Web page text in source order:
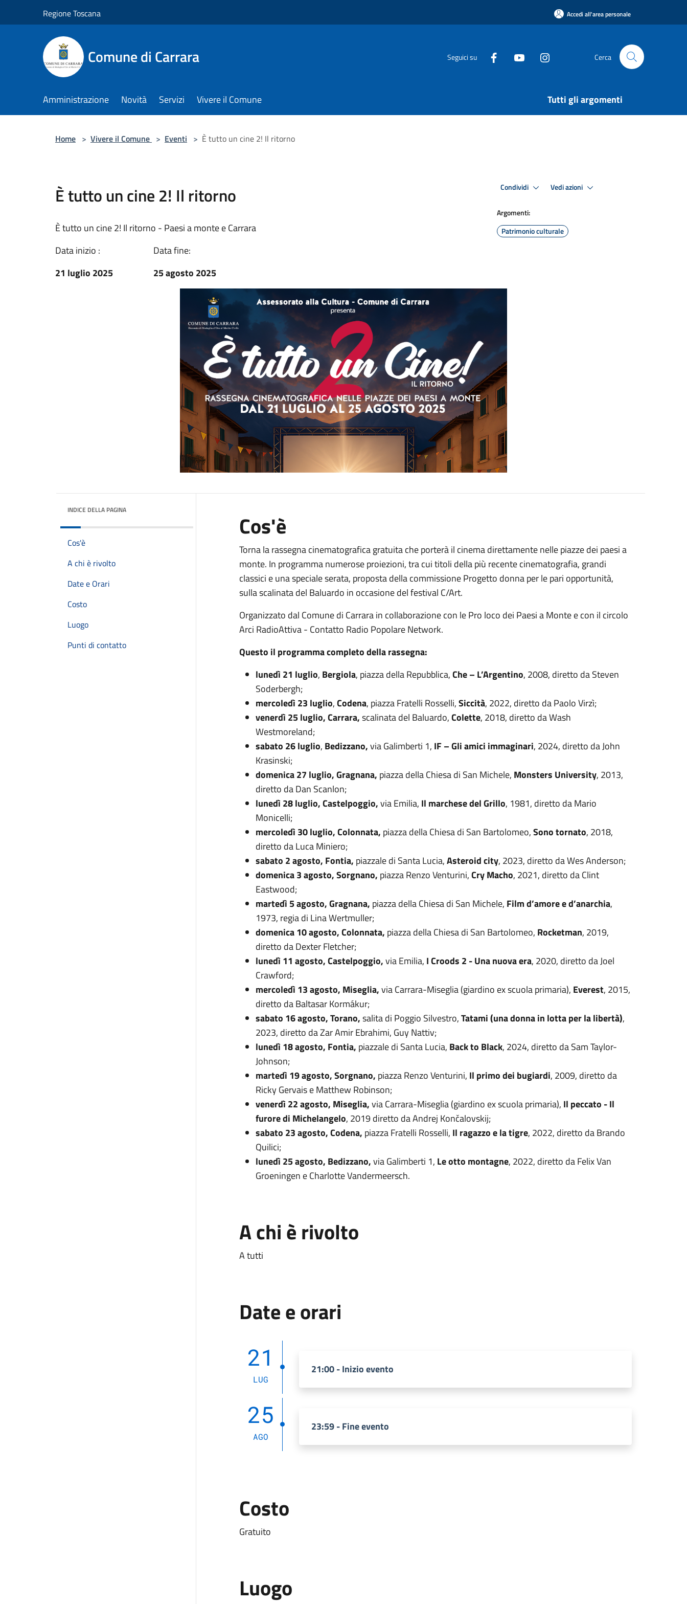
Regione Toscana Accedi all'area personale
Comune di Carrara Seguici su Cerca
Amministrazione Novità Servizi Vivere il Comune Tutti gli argomenti
Home > Vivere il Comune > Eventi > È tutto un cine 2! Il ritorno
È tutto un cine 2! Il ritorno
È tutto un cine 2! Il ritorno - Paesi a monte e Carrara
Data inizio :
21 luglio 2025
Data fine:
25 agosto 2025
Condividi Vedi azioni
Argomenti:
Patrimonio culturale
INDICE DELLA PAGINA
Cos'è
A chi è rivolto
Date e Orari
Costo
Luogo
Punti di contatto
Cos'è
Torna la rassegna cinematografica gratuita che porterà il cinema direttamente nellepiazze dei paesi a
monte. In programma numerose proiezioni, tra cui titoli dellapiù recente cinematografia, grandi
classici e una speciale serata, proposta dellacommissione Progetto donna per le pari opportunità,
sulla scalinata del Baluardo in occasione del festival C/Art.
Organizzato dal Comune di Carrara in collaborazione con le Pro loco dei Paesi aMonte e con il circolo
Arci RadioAttiva - Contatto Radio Popolare Network.
Questo il programma completo della rassegna:
lunedì 21 luglio, Bergiola, piazza della Repubblica,Che – L’Argentino, 2008, diretto da Steven
Soderbergh;
mercoledì 23 luglio,Codena, piazza Fratelli Rosselli,Siccità, 2022, diretto da Paolo Virzì;
venerdì 25 luglio, Carrara,scalinata del Baluardo,Colette, 2018, diretto da Wash
Westmoreland;
sabato 26 luglio, Bedizzano,via Galimberti 1, IF – Gli amici immaginari, 2024, diretto da John
Krasinski;
domenica 27 luglio, Gragnana, piazza della Chiesa di San Michele, Monsters University, 2013,
diretto da Dan Scanlon;
lunedì 28 luglio, Castelpoggio,via Emilia, Il marchese del Grillo, 1981, diretto da Mario
Monicelli;
mercoledì 30 luglio, Colonnata, piazza della Chiesa di San Bartolomeo,Sono tornato, 2018,
diretto da Luca Miniero;
sabato 2 agosto, Fontia, piazzale di Santa Lucia,Asteroid city, 2023, diretto da Wes Anderson;
domenica 3 agosto, Sorgnano, piazza Renzo Venturini,Cry Macho, 2021, diretto da Clint
Eastwood;
martedì 5 agosto, Gragnana, piazza della Chiesa di San Michele, Film d’amore e d’anarchia,
1973, regia di Lina Wertmuller;
domenica 10 agosto, Colonnata, piazza della Chiesa di San Bartolomeo, Rocketman, 2019,
diretto da Dexter Fletcher;
lunedì 11 agosto, Castelpoggio,via Emilia, I Croods 2 - Una nuova era, 2020, diretto da Joel
Crawford;
mercoledì 13 agosto, Miseglia,via Carrara-Miseglia (giardino ex scuola primaria), Everest, 2015,
diretto da Baltasar Kormákur;
sabato 16 agosto, Torano,salita di Poggio Silvestro,Tatami (una donna in lotta per la libertà),
2023, diretto da Zar Amir Ebrahimi, Guy Nattiv;
lunedì 18 agosto, Fontia, piazzale di Santa Lucia, Back to Black, 2024, diretto da Sam Taylor-
Johnson;
martedì 19 agosto, Sorgnano, piazza Renzo Venturini, Il primo dei bugiardi, 2009, diretto da
Ricky Gervais e Matthew Robinson;
venerdì 22 agosto, Miseglia,via Carrara-Miseglia (giardino ex scuola primaria), Il peccato - Il
furore di Michelangelo, 2019 diretto da Andrej Končalovskij;
sabato 23 agosto, Codena, piazza Fratelli Rosselli, Il ragazzo e la tigre, 2022, diretto da Brando
Quilici;
lunedì 25 agosto, Bedizzano,via Galimberti 1, Le otto montagne, 2022, diretto da Felix Van
Groeningen e Charlotte Vandermeersch.
A chi è rivolto
A tutti
Date e orari
21
LUG
21:00 - Inizio evento
25
AGO
23:59 - Fine evento
Costo
Gratuito
Luogo